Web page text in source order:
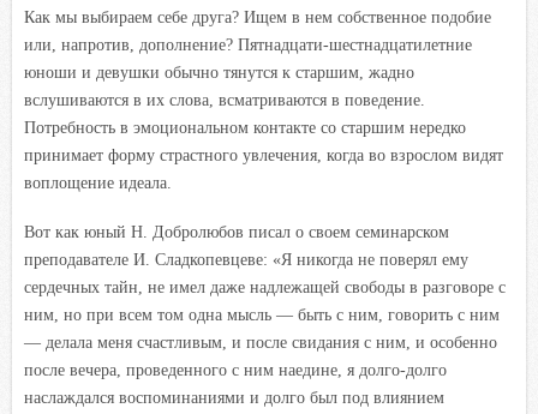
Как мы выбираем себе друга? Ищем в нем собственное подобие
или, напротив, дополнение? Пятнадцати-шестнадцатилетние
юноши и девушки обычно тянутся к старшим, жадно
вслушиваются в их слова, всматриваются в поведение.
Потребность в эмоциональном контакте со старшим нередко
принимает форму страстного увлечения, когда во взрослом видят
воплощение идеала.
Вот как юный Н. Добролюбов писал о своем семинарском
преподавателе И. Сладкопевцеве: «Я никогда не поверял ему
сердечных тайн, не имел даже надлежащей свободы в разговоре с
ним, но при всем том одна мысль — быть с ним, говорить с ним
— делала меня счастливым, и после свидания с ним, и особенно
после вечера, проведенного с ним наедине, я долго-долго
наслаждался воспоминаниями и долго был под влиянием